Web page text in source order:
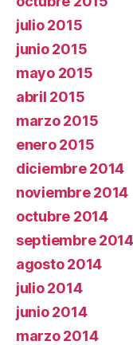
julio 2015
junio 2015
mayo 2015
abril 2015
marzo 2015
enero 2015
diciembre 2014
noviembre 2014
octubre 2014
septiembre 2014
agosto 2014
julio 2014
junio 2014
marzo 2014